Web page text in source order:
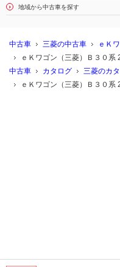
地域から中古車を探す
中古車 三菱の中古車 ｅＫ
ｅＫワゴン（三菱）Ｂ３０系
中古車
カタログ 三菱のカ
ｅＫワゴン（三菱）Ｂ３０系